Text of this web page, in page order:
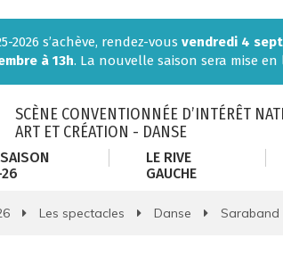
2026 s’achève, rendez-vous vendredi 4
à 13h. La nouvelle saison sera mise en
SCÈNE CONVENTIONNÉE D’INTÉRÊT
ART ET CRÉATION - DANSE
LE RIVE
GAUCHE
Les spectacles Danse Saraband